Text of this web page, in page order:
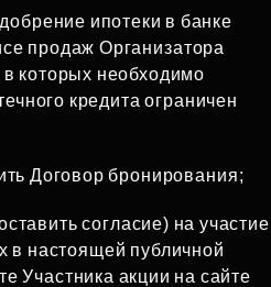
ипотеки в банке
продаж Организатора
которых необходимо
кредита ограничен
Договор бронирования;
согласие) на участие
в настоящей публичной
Участника акции на сайте